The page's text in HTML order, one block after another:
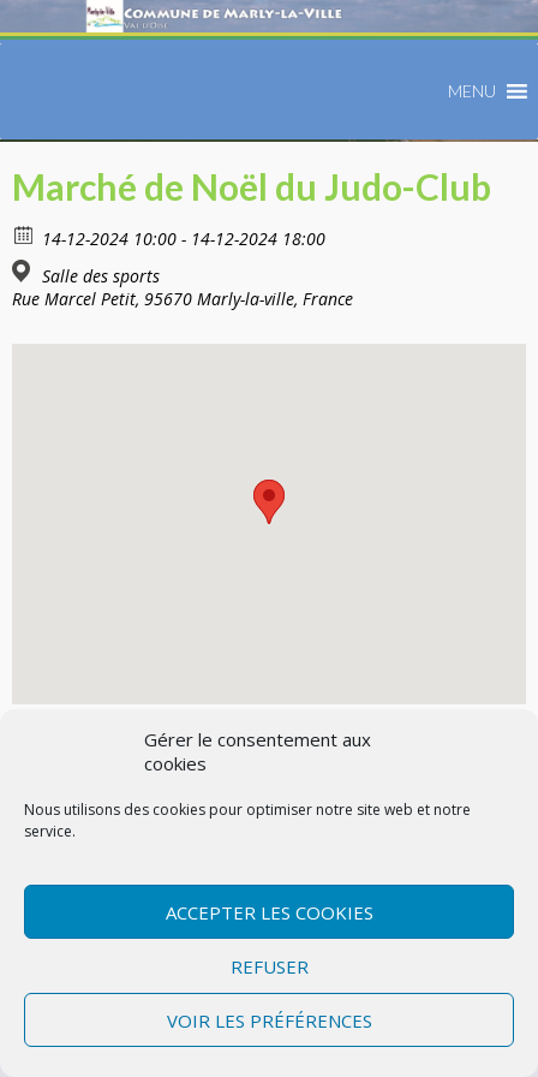
Gérer le consentement aux
cookies
Nous utilisons des cookies pour optimiser notre site web et notre
service.
ACCEPTER LES COOKIES
REFUSER
VOIR LES PRÉFÉRENCES
MENU
Marché de Noël du Judo-Club
14-12-2024 10:00 - 14-12-2024 18:00
Salle des sports
Rue Marcel Petit, 95670 Marly-la-ville, France
Copyright © 2026 Marly-la-Ville|Site conçu et développé par l'Union des